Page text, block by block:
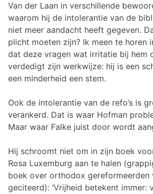
Van der Laan in verschillende
waarom hij de intolerantie van de
niet meer aandacht heeft gegeven.
plicht moeten zijn? Ik meen te horen
dat deze vragen wat irritatie bij hem
verdedigt zijn werkwijze: hij is een
een minderheid een stem.
Ook de intolerantie van de refo’s is
verankerd. Dat is waar Hofman
Maar waar Falke juist door wordt
Hij schroomt niet om in zijn boek
Rosa Luxemburg aan te halen
boek over orthodox gereformeerden
geciteerd): ‘Vrijheid betekent immer: